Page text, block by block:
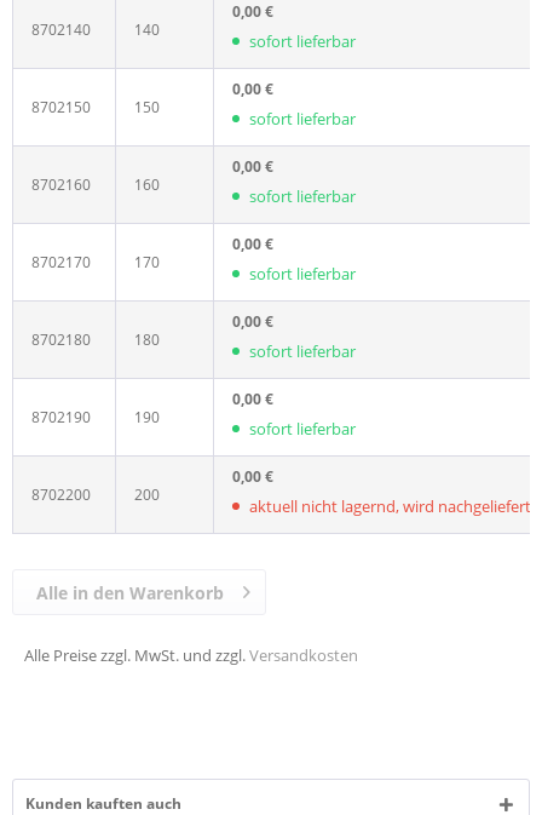
8702140 140
0,00 €
sofort lieferbar
8702150 150
0,00 €
sofort lieferbar
8702160 160
0,00 €
sofort lieferbar
8702170 170
0,00 €
sofort lieferbar
8702180 180
0,00 €
sofort lieferbar
8702190 190
0,00 €
sofort lieferbar
8702200 200
0,00 €
aktuell nicht lagernd, wird nachgeliefert,
Alle Preise zzgl. MwSt. und zzgl.Versandkosten
Alle in den Warenkorb
Kunden kauften auch